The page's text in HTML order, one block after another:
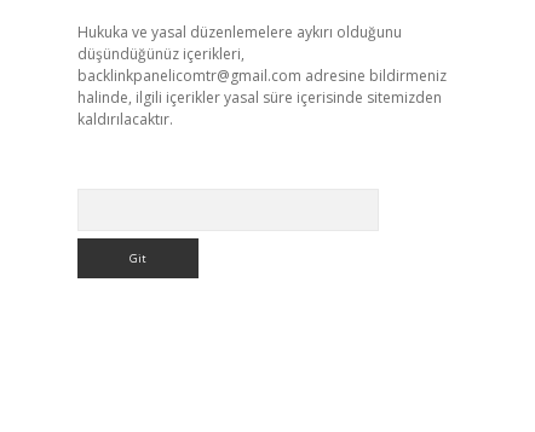
Hukuka ve yasal düzenlemelere aykırı olduğunu
düşündüğünüz içerikleri,
backlinkpanelicomtr@gmail.com adresine bildirmeniz
halinde, ilgili içerikler yasal süre içerisinde sitemizden
kaldırılacaktır.